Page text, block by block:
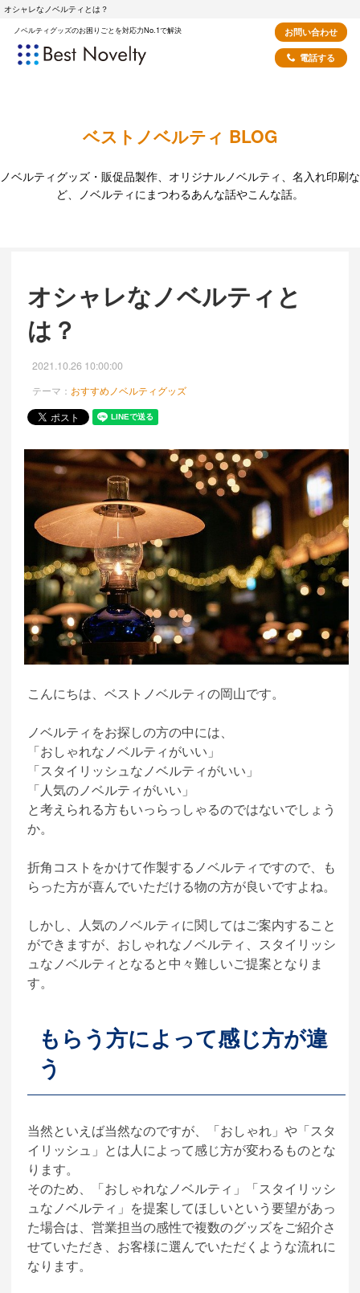
オシャレなノベルティとは？
ノベルティグッズのお困りごとを対応力No.1で解決
お問い合わせ
電話する
ベストノベルティ BLOG
ノベルティグッズ・販促品製作、オリジナルノベルティ、名入れ印刷な
ど、ノベルティにまつわるあんな話やこんな話。
オシャレなノベルティと
は？
2021.10.26 10:00:00
テーマ： おすすめノベルティグッズ
こんにちは、ベストノベルティの岡山です。
ノベルティをお探しの方の中には、
「おしゃれなノベルティがいい」
「スタイリッシュなノベルティがいい」
「人気のノベルティがいい」
と考えられる方もいっらっしゃるのではないでしょう
か。
折角コストをかけて作製するノベルティですので、も
らった方が喜んでいただける物の方が良いですよね。
しかし、人気のノベルティに関してはご案内すること
ができますが、おしゃれなノベルティ、スタイリッシ
ュなノベルティとなると中々難しいご提案となりま
す。
もらう方によって感じ方が違
う
当然といえば当然なのですが、「おしゃれ」や「スタ
イリッシュ」とは人によって感じ方が変わるものとな
ります。
そのため、「おしゃれなノベルティ」「スタイリッシ
ュなノベルティ」を提案してほしいという要望があっ
た場合は、営業担当の感性で複数のグッズをご紹介さ
せていただき、お客様に選んでいただくような流れに
なります。